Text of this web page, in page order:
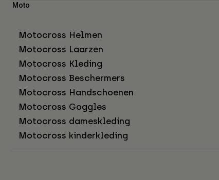
Moto
Motocross Helmen
Motocross Laarzen
Motocross Kleding
Motocross Beschermers
Motocross Handschoenen
Motocross Goggles
Motocross dameskleding
Motocross kinderkleding